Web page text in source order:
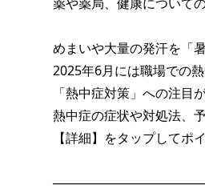
めまいや大量の発汗を「
2025年6月には職場での
「熱中症対策」への注目
熱中症の症状や対処法、
【詳細】をタップしてポ